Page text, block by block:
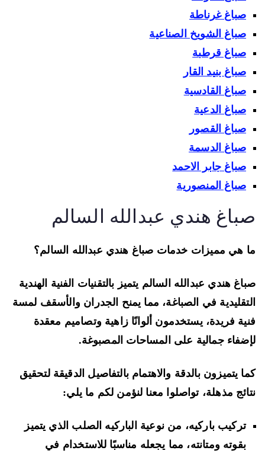
صباغ غرناطة
صباغ الشويخ الصناعية
صباغ قرطبة
صباغ بنيد القار
صباغ القادسية
صباغ الدعية
صباغ القصور
صباغ الدسمة
صباغ جابر الاحمد
صباغ المنصورية
هندي عبدالله السالم
هي مميزات خدمات صباغ هندي عبدالله السالم؟
هندي عبدالله السالم يتميز بالتقنيات الفنية الهندية
في الصباغة، مما يمنح الجدران والأسقف لمسة
فريدة، يستخدمون ألوانًا زاهية وتصاميم معقدة
جمالية على المساحات المصبوغة.
يتميزون بالدقة والاهتمام بالتفاصيل الدقيقة لتحقيق
مذهلة، تواصلوا معنا لنؤمن لكم ما يلي:
تركيب باركيه، من نوعية الباركيه الصلب الذي يتميز
بقوته ومتانته، مما يجعله مناسبًا للاستخدام في